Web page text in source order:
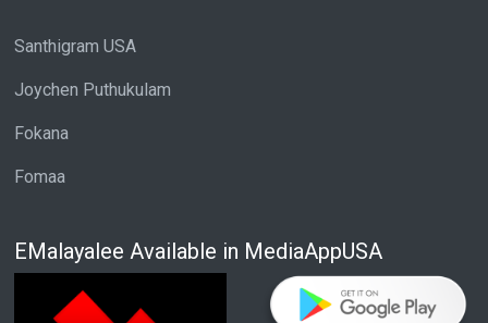
Santhigram USA
Joychen Puthukulam
Fokana
Fomaa
EMalayalee Available in MediaAppUSA